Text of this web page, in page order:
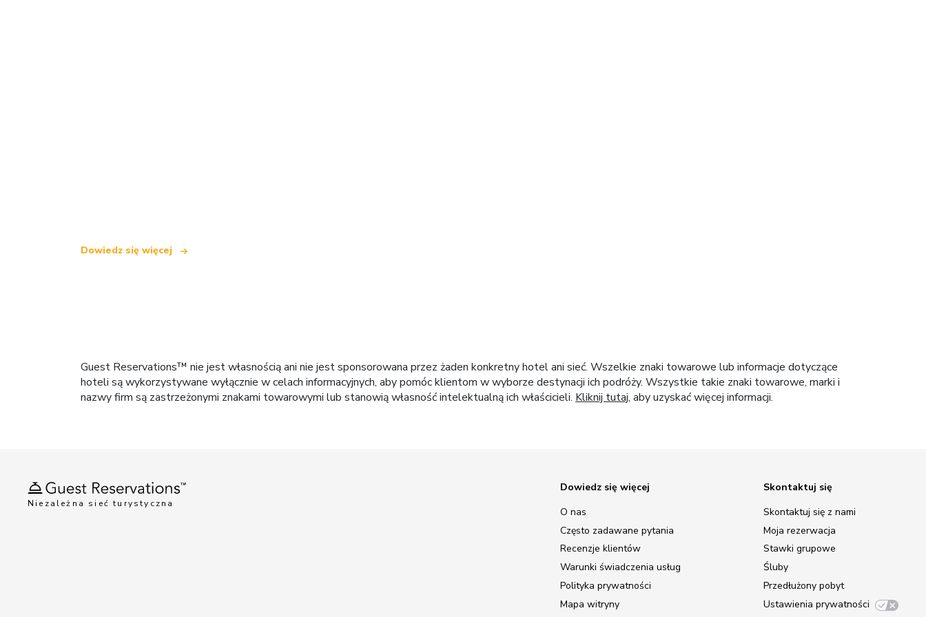
Dowiedz się więcej
Guest Reservations™ nie jest własnością ani nie jest sponsorowana przez żaden konkretny hotel ani sieć. Wszelkie znaki towarowe lub informacje dotyczące
hoteli są wykorzystywane wyłącznie w celach informacyjnych, aby pomóc klientom w wyborze destynacji ich podróży. Wszystkie takie znaki towarowe, marki i
nazwy firm są zastrzeżonymi znakami towarowymi lub stanowią własność intelektualną ich właścicieli. Kliknij tutaj, aby uzyskać więcej informacji.
Niezależna sieć turystyczna
Dowiedz się więcej
O nas
Często zadawane pytania
Recenzje klientów
Warunki świadczenia usług
Polityka prywatności
Mapa witryny
Skontaktuj się
Skontaktuj się z nami
Moja rezerwacja
Stawki grupowe
Śluby
Przedłużony pobyt
Ustawienia prywatności